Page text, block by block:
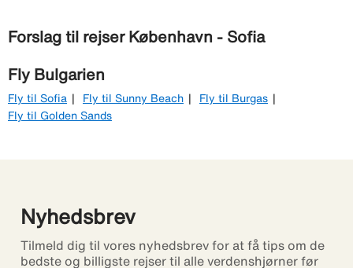
Forslag til rejser København - Sofia
Fly Bulgarien
Fly til Sofia Fly til Sunny Beach
Fly til Burgas
Fly til Golden Sands
Nyhedsbrev
Tilmeld dig til vores nyhedsbrev for at få tips om de
bedste og billigste rejser til alle verdenshjørner før